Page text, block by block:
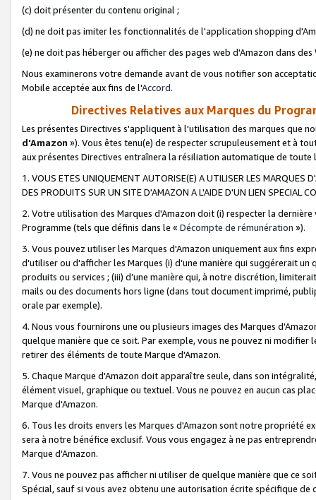
(c) doit présenter du contenu original ;
(d) ne doit pas imiter les fonctionnalités de l'application shopping
(e) ne doit pas héberger ou afficher des pages web d'Amazon dans
Nous examinerons votre demande avant de vous notifier son
Mobile acceptée aux fins de l'Accord.
Directives Relatives aux Marques du
Les présentes Directives s'appliquent à l'utilisation des marques que
d'Amazon »). Vous êtes tenu(e) de respecter scrupuleusement et à
aux présentes Directives entraînera la résiliation automatique de
1. VOUS ETES UNIQUEMENT AUTORISE(E) A UTILISER LES MARQUES
DES PRODUITS SUR UN SITE D'AMAZON A L'AIDE D'UN LIEN SPECIAL
2. Votre utilisation des Marques d'Amazon doit (i) respecter la
Programme (tels que définis dans le « Décompte de rémunération »).
3. Vous pouvez utiliser les Marques d'Amazon uniquement aux fins
d'utiliser ou d'afficher les Marques (i) d’une manière qui suggérerait
produits ou services ; (iii) d’une manière qui, à notre discrétion,
mails ou des documents hors ligne (dans tout document imprimé,
orale par exemple).
4. Nous vous fournirons une ou plusieurs images des Marques
quelque manière que ce soit. Par exemple, vous ne pouvez ni
retirer des éléments de toute Marque d'Amazon.
5. Chaque Marque d'Amazon doit apparaître seule, dans son
élément visuel, graphique ou textuel. Vous ne pouvez en aucun cas
Marque d'Amazon.
6. Tous les droits envers les Marques d'Amazon sont notre propriété
sera à notre bénéfice exclusif. Vous vous engagez à ne pas
Marque d'Amazon.
7. Vous ne pouvez pas afficher ni utiliser de quelque manière que ce
Spécial, sauf si vous avez obtenu une autorisation écrite spécifique de